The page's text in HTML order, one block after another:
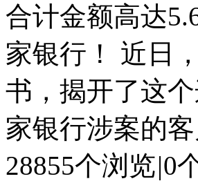
合计金额高达
家银行！ 近日
书，揭开了这
家银行涉案的
28855个浏览|0